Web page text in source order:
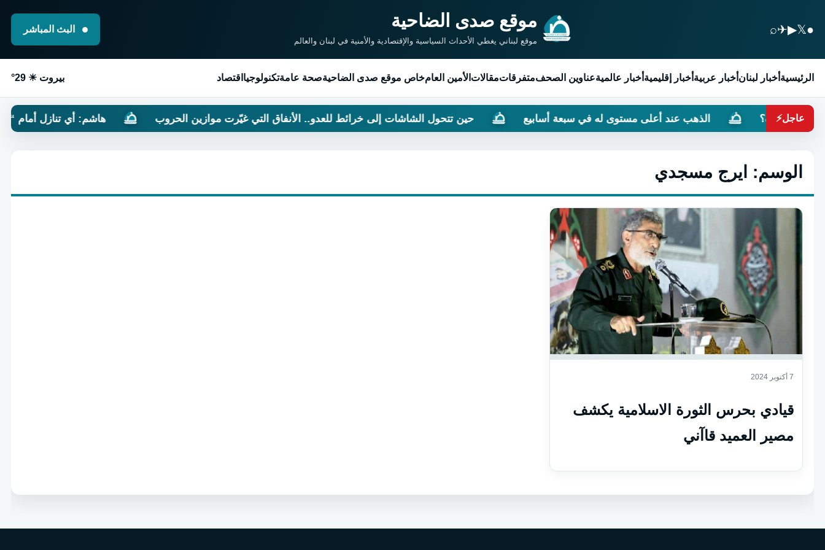
●
𝕏
▶
✈
⌕ موقع صدى الضاحية
موقع لبناني يغطي الأحداث السياسية والإقتصادية والأمنية في لبنان والعالم
البث المباشر
الرئيسية أخبار لبنان أخبار عربية أخبار إقليمية أخبار عالميةعناوين الصحفمتفرقاتمقالات الأمين العامخاص موقع صدى الضاحيةصحة عامةتكنولوجيا اقتصاد بيروت ☀ 29°
عاجل⚡في غزة؟ الذهب عند أعلى مستوى له في سبعة أسابيع حين تتحول الشاشات إلى خرائط للعدو.. الأنفاق التي غيّرت موازين الحروب هاشم: أي تنازل أمام
الوسم: ايرج مسجدي
7 أكتوبر 2024
قيادي بحرس الثورة الاسلامية يكشف
مصير العميد قاآني